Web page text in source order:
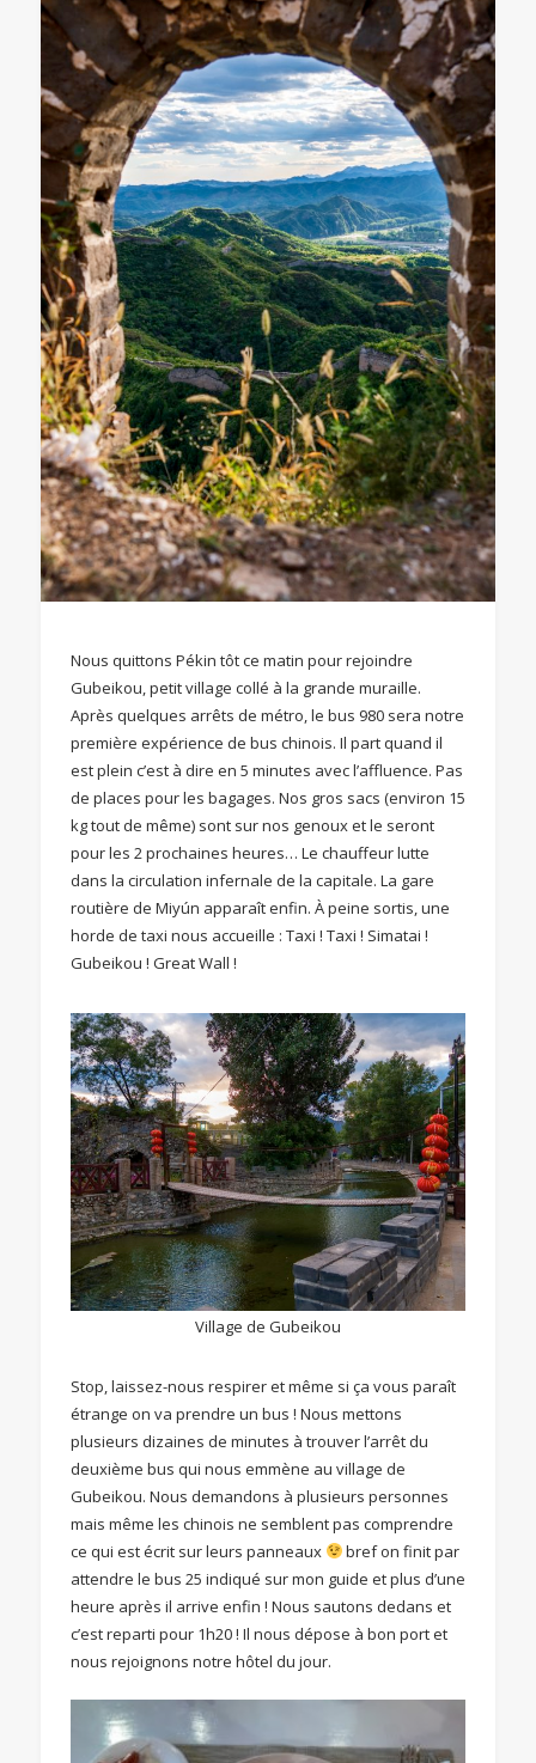
Nous quittons Pékin tôt ce matin pour rejoindre
Gubeikou, petit village collé à la grande muraille.
Après quelques arrêts de métro, le bus 980 sera notre
première expérience de bus chinois. Il part quand il
est plein c’est à dire en 5 minutes avec l’affluence. Pas
de places pour les bagages. Nos gros sacs (environ 15
kg tout de même) sont sur nos genoux et le seront
pour les 2 prochaines heures… Le chauffeur lutte
dans la circulation infernale de la capitale. La gare
routière de Miyún apparaît enfin. À peine sortis, une
horde de taxi nous accueille : Taxi ! Taxi ! Simatai !
Gubeikou ! Great Wall !
Village de Gubeikou
Stop, laissez-nous respirer et même si ça vous paraît
étrange on va prendre un bus ! Nous mettons
plusieurs dizaines de minutes à trouver l’arrêt du
deuxième bus qui nous emmène au village de
Gubeikou. Nous demandons à plusieurs personnes
mais même les chinois ne semblent pas comprendre
ce qui est écrit sur leurs panneaux
bref on finit par
attendre le bus 25 indiqué sur mon guide et plus d’une
heure après il arrive enfin ! Nous sautons dedans et
c’est reparti pour 1h20 ! Il nous dépose à bon port et
nous rejoignons notre hôtel du jour.